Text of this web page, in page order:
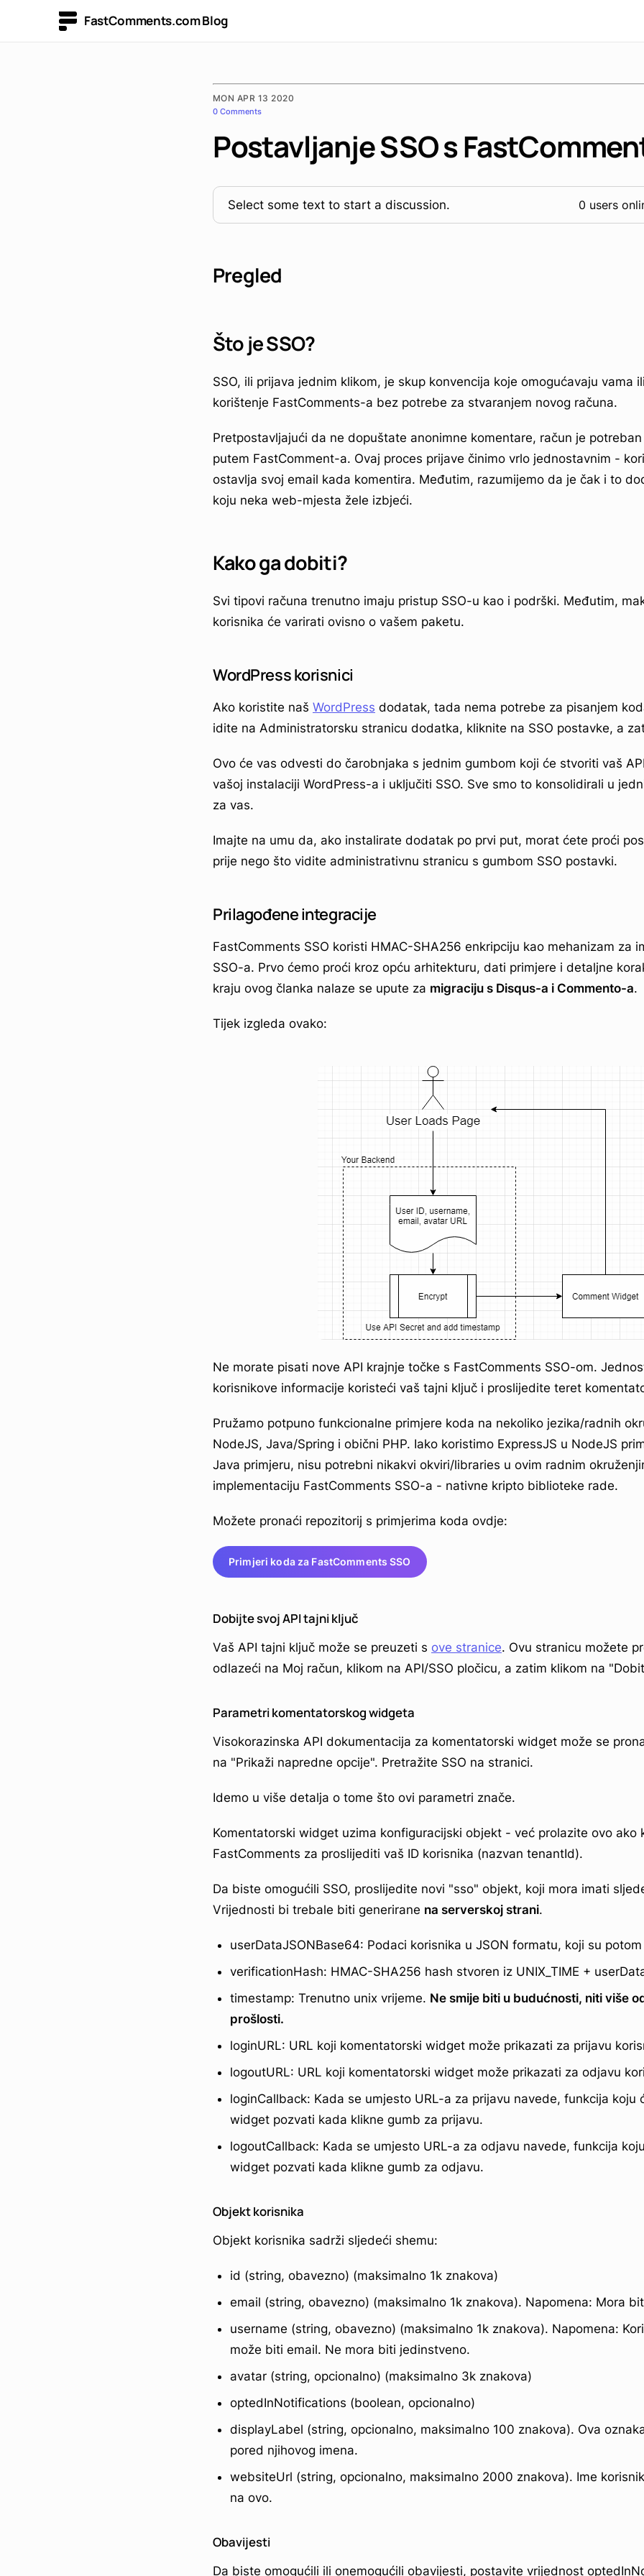
FastComments.com Blog
MON APR 13 2020
0 Comments
Postavljanje SSO s
Select some text to start a discussion. 0 users
Pregled
Što je SSO?
SSO, ili prijava jednim klikom, je skup konvencija koje omogućavaju vama
korištenje FastComments-a bez potrebe za stvaranjem novog računa.
Pretpostavljajući da ne dopuštate anonimne komentare, račun je
putem FastComment-a. Ovaj proces prijave činimo vrlo jednostavnim -
ostavlja svoj email kada komentira. Međutim, razumijemo da je čak i to
koju neka web-mjesta žele izbjeći.
Kako ga dobiti?
Svi tipovi računa trenutno imaju pristup SSO-u kao i podrški. Međutim,
korisnika će varirati ovisno o vašem paketu.
WordPress korisnici
Ako koristite naš WordPress dodatak, tada nema potrebe za pisanjem
idite na Administratorsku stranicu dodatka, kliknite na SSO postavke, a
Ovo će vas odvesti do čarobnjaka s jednim gumbom koji će stvoriti vaš
vašoj instalaciji WordPress-a i uključiti SSO. Sve smo to konsolidirali u
za vas.
Imajte na umu da, ako instalirate dodatak po prvi put, morat ćete proći
prije nego što vidite administrativnu stranicu s gumbom SSO postavki.
Prilagođene integracije
FastComments SSO koristi HMAC-SHA256 enkripciju kao mehanizam za
SSO-a. Prvo ćemo proći kroz opću arhitekturu, dati primjere i detaljne
kraju ovog članka nalaze se upute za migraciju s Disqus-a i Commento-a.
Tijek izgleda ovako:
Ne morate pisati nove API krajnje točke s FastComments SSO-om.
korisnikove informacije koristeći vaš tajni ključ i proslijedite teret
Pružamo potpuno funkcionalne primjere koda na nekoliko jezika/radnih
NodeJS, Java/Spring i obični PHP. Iako koristimo ExpressJS u NodeJS
Java primjeru, nisu potrebni nikakvi okviri/libraries u ovim radnim
implementaciju FastComments SSO-a - nativne kripto biblioteke rade.
Možete pronaći repozitorij s primjerima koda ovdje:
Primjeri koda za FastComments SSO
Dobijte svoj API tajni ključ
Vaš API tajni ključ može se preuzeti s ove stranice. Ovu stranicu možete
odlazeći na Moj račun, klikom na API/SSO pločicu, a zatim klikom na
Parametri komentatorskog widgeta
Visokorazinska API dokumentacija za komentatorski widget može se
na "Prikaži napredne opcije". Pretražite SSO na stranici.
Idemo u više detalja o tome što ovi parametri znače.
Komentatorski widget uzima konfiguracijski objekt - već prolazite ovo ako
FastComments za proslijediti vaš ID korisnika (nazvan tenantId).
Da biste omogućili SSO, proslijedite novi "sso" objekt, koji mora imati
Vrijednosti bi trebale biti generirane na serverskoj strani.
userDataJSONBase64: Podaci korisnika u JSON formatu, koji su
verificationHash: HMAC-SHA256 hash stvoren iz UNIX_TIME +
timestamp: Trenutno unix vrijeme. Ne smije biti u budućnosti, niti više
prošlosti.
loginURL: URL koji komentatorski widget može prikazati za prijavu
logoutURL: URL koji komentatorski widget može prikazati za odjavu
loginCallback: Kada se umjesto URL-a za prijavu navede, funkcija koju
widget pozvati kada klikne gumb za prijavu.
logoutCallback: Kada se umjesto URL-a za odjavu navede, funkcija
widget pozvati kada klikne gumb za odjavu.
Objekt korisnika
Objekt korisnika sadrži sljedeći shemu:
id (string, obavezno) (maksimalno 1k znakova)
email (string, obavezno) (maksimalno 1k znakova). Napomena: Mora
username (string, obavezno) (maksimalno 1k znakova). Napomena:
može biti email. Ne mora biti jedinstveno.
avatar (string, opcionalno) (maksimalno 3k znakova)
optedInNotifications (boolean, opcionalno)
displayLabel (string, opcionalno, maksimalno 100 znakova). Ova
pored njihovog imena.
websiteUrl (string, opcionalno, maksimalno 2000 znakova). Ime
na ovo.
Obavijesti
Da biste omogućili ili onemogućili obavijesti, postavite vrijednost